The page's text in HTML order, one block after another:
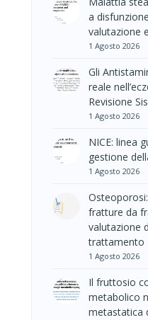
a
valutazione
1 Agosto 2026
Gli
reale
Revisione
1 Agosto 2026
NICE: linea
gestione
1 Agosto 2026
fratture da
valutazione
trattamento
1 Agosto 2026
Il fruttosio
metabolico
metastatica